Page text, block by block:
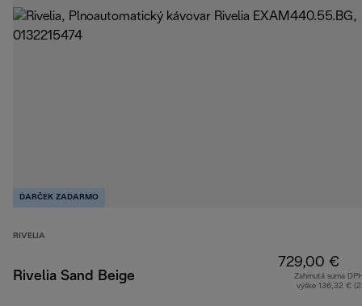
DARČEK ZADARMO
RIVELIA
Rivelia Sand Beige
729,00 €
Zahrnutá suma
výške 136,32 €